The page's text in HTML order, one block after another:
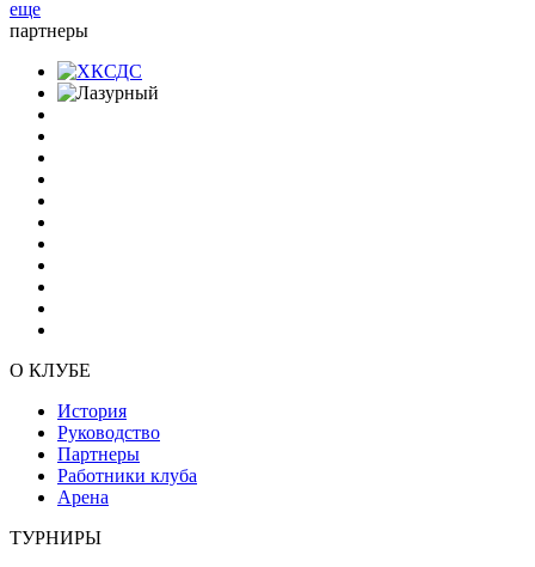
еще
партнеры
О КЛУБЕ
История
Руководство
Партнеры
Работники клуба
Арена
ТУРНИРЫ